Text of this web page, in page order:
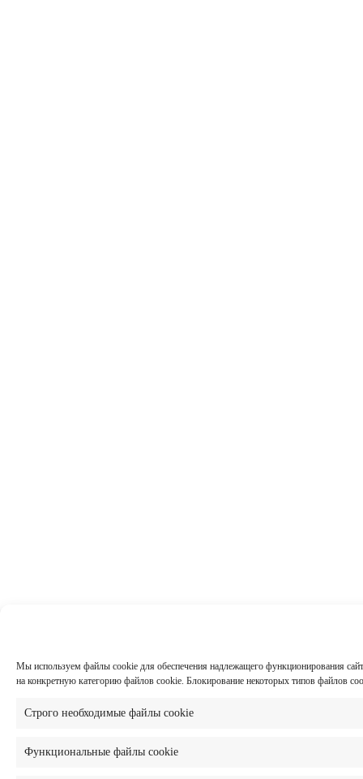
Мы используем файлы cookie для обеспечения надлежащего функционирования
на конкретную категорию файлов cookie. Блокирование некоторых типов файлов
Строго необходимые файлы cookie
Функциональные файлы cookie